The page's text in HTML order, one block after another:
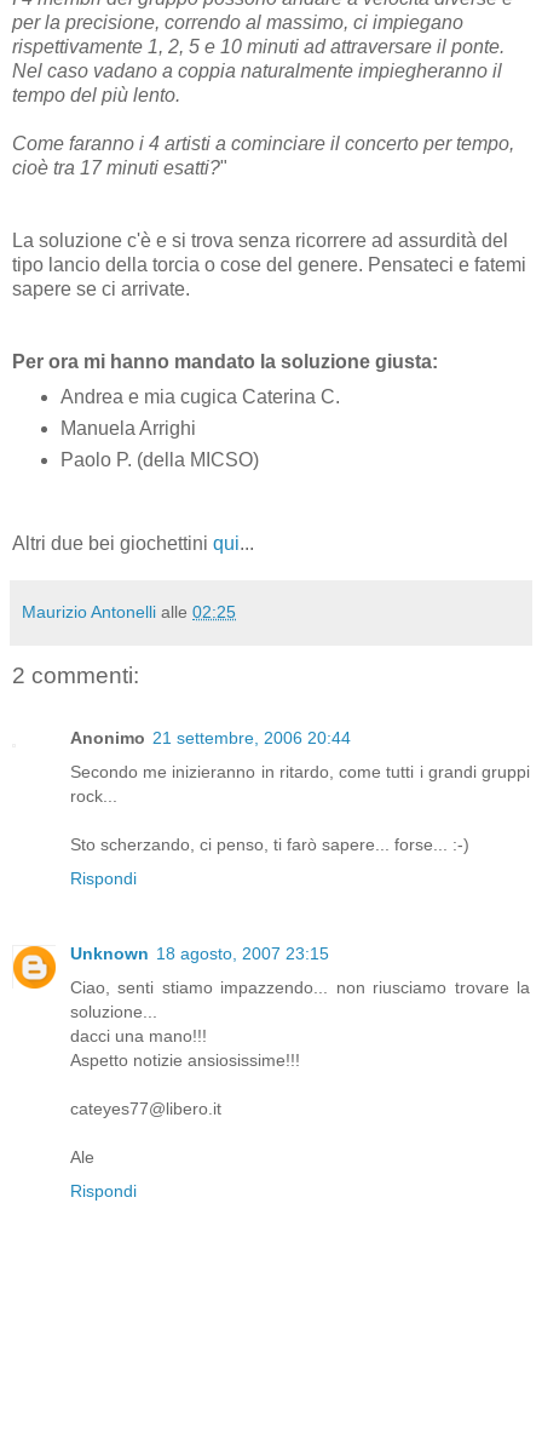
per la precisione, correndo al massimo, ci impiegano
rispettivamente 1, 2, 5 e 10 minuti ad attraversare il ponte.
Nel caso vadano a coppia naturalmente impiegheranno il
tempo del più lento.
Come faranno i 4 artisti a cominciare il concerto per tempo,
cioè tra 17 minuti esatti?"
La soluzione c'è e si trova senza ricorrere ad assurdità del
tipo lancio della torcia o cose del genere. Pensateci e fatemi
sapere se ci arrivate.
Per ora mi hanno mandato la soluzione giusta:
Andrea e mia cugica Caterina C.
Manuela Arrighi
Paolo P. (della MICSO)
Altri due bei giochettini qui...
Maurizio Antonelli alle 02:25
2 commenti:
Anonimo 21 settembre, 2006 20:44
Secondo me inizieranno in ritardo, come tutti i grandi gruppi
rock...
Sto scherzando, ci penso, ti farò sapere... forse... :-)
Rispondi
Unknown 18 agosto, 2007 23:15
Ciao, senti stiamo impazzendo... non riusciamo trovare la
soluzione...
dacci una mano!!!
Aspetto notizie ansiosissime!!!
cateyes77@libero.it
Ale
Rispondi